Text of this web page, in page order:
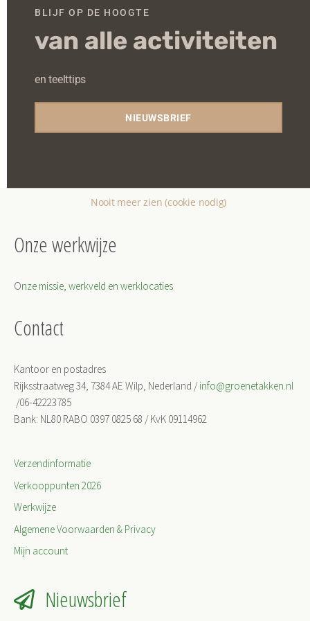
De Wiltstraat 6 - Arnhem
Evenementen
Onze werkwijze
Onze missie, werkveld en werklocaties
Contact
Kantoor en postadres
Rijksstraatweg 34, 7384 AE Wilp, Nederland /info@groenetakken.nl
/06-42223785
Bank: NL80 RABO 0397 0825 68 / KvK 09114962
Verzendinformatie
Verkooppunten 2026
Werkwijze
Algemene Voorwaarden & Privacy
Mijn account
Nieuwsbrief
BLIJF OP DE HOOGTE
van alle activiteiten
en teelttips
NIEUWSBRIEF
Nooit meer zien (cookie nodig)